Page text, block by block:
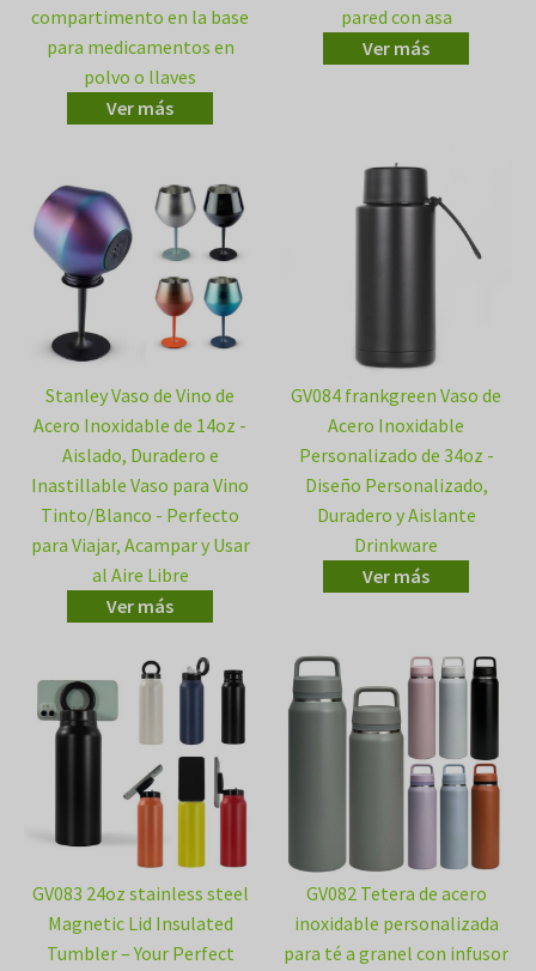
compartimento en la base
para medicamentos en
polvo o llaves
Ver más
pared con asa
Ver más
Stanley Vaso de Vino de
Acero Inoxidable de 14oz -
Aislado, Duradero e
Inastillable Vaso para Vino
Tinto/Blanco - Perfecto
para Viajar, Acampar y Usar
al Aire Libre
Ver más
GV084 frankgreen Vaso de
Acero Inoxidable
Personalizado de 34oz -
Diseño Personalizado,
Duradero y Aislante
Drinkware
Ver más
GV083 24oz stainless steel
Magnetic Lid Insulated
Tumbler – Your Perfect
GV082 Tetera de acero
inoxidable personalizada
para té a granel con infusor